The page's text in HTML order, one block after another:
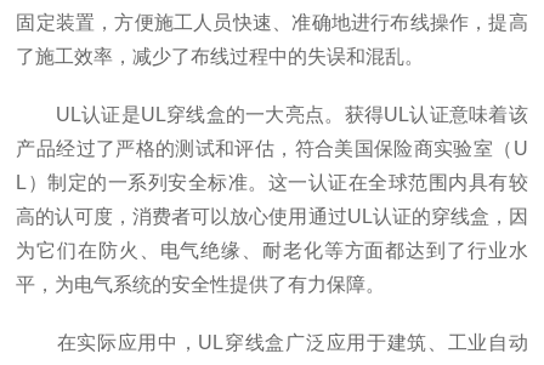
固定装置，方便施工人员快速、准确地进行布线操作，提高
了施工效率，减少了布线过程中的失误和混乱。
UL认证是UL穿线盒的一大亮点。获得UL认证意味着该
产品经过了严格的测试和评估，符合美国保险商实验室（U
L）制定的一系列安全标准。这一认证在全球范围内具有较
高的认可度，消费者可以放心使用通过UL认证的穿线盒，因
为它们在防火、电气绝缘、耐老化等方面都达到了行业水
平，为电气系统的安全性提供了有力保障。
在实际应用中，UL穿线盒广泛应用于建筑、工业自动